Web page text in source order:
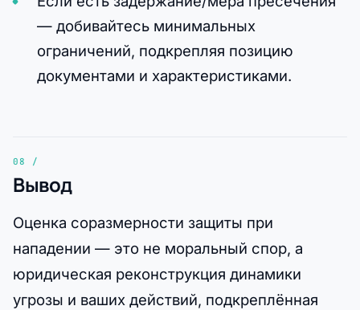
— добивайтесь минимальных
ограничений, подкрепляя позицию
документами и характеристиками.
Вывод
Оценка соразмерности защиты при
нападении — это не моральный спор, а
юридическая реконструкция динамики
угрозы и ваших действий, подкреплённая